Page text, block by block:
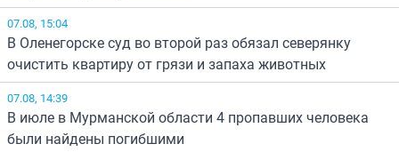
07.08, 15:04
В Оленегорске суд во второй раз обязал северянку
очистить квартиру от грязи и запаха животных
07.08, 14:39
В июле в Мурманской области 4 пропавших человека
были найдены погибшими